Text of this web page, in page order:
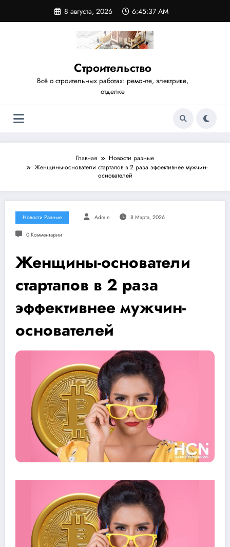
содержимому
8 августа, 2026 6:45:37 AM
Строительство
Всё о строительных работах: ремонте, электрике,
отделке
Главная
Новости разные
Женщины-основатели стартапов в 2 раза эффективнее мужчин-
основателей
Новости Разные Admin 8 Марта, 2026
0 Комментарии
Женщины-основатели
стартапов в 2 раза
эффективнее мужчин-
основателей